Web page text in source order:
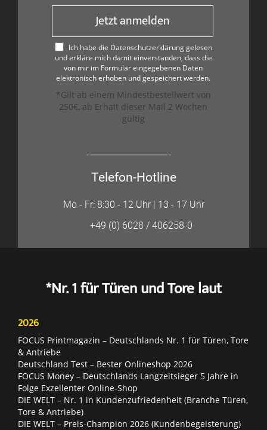
Jetzt anmelden
Ich habe die Datenschutzerklärung gelesen
und erkläre mich damit einverstanden, dass die
von mir im Formular eingegebenen Daten
elektronisch erhoben und gespeichert werden.
*Gilt ab einem Mindestbestellwert von
250€, ab Erhalt dieser Mail 2 Wochen
gültig
Telefon-Hotline
Mo - Fr: 8:30 - 12 Uhr | 13 - 17 Uhr
+49 (0) 6028 / 406258-0
*Nr. 1 für Türen und Tore laut
2026
FOCUS Printmagazin – Deutschlands Nr. 1 für Türen, Tore
& Antriebe
Deutschland Test – Bester Onlineshop 2026
FOCUS Money – Deutschlands Langzeitsieger 5 Jahre in
Folge Exzellenter Online-Shop
DIE WELT – Nr. 1 in Kundenzufriedenheit (Branche Türen,
Tore & Antriebe)
DIE WELT – Preis-Champion 2026 (Kundenbegeisterung)